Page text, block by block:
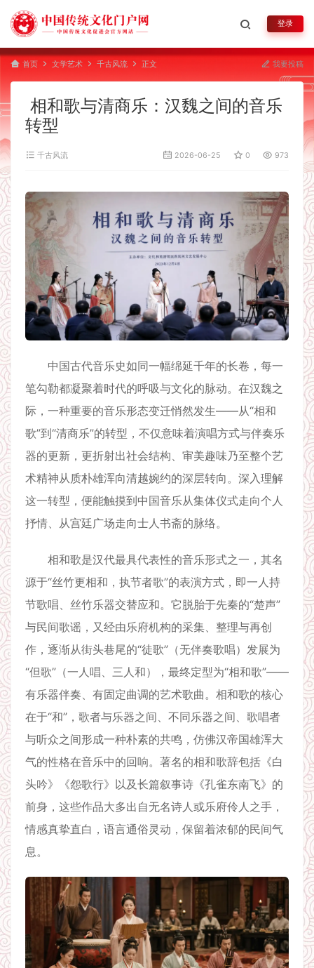
登录
首页 文学艺术 千古风流 正文 我要投稿
相和歌与清商乐：汉魏之间的音乐
转型
千古风流 2026-06-25 0 973
中国古代音乐史如同一幅绵延千年的长卷，每一
笔勾勒都凝聚着时代的呼吸与文化的脉动。在汉魏之
际，一种重要的音乐形态变迁悄然发生——从“相和
歌”到“清商乐”的转型，不仅意味着演唱方式与伴奏乐
器的更新，更折射出社会结构、审美趣味乃至整个艺
术精神从质朴雄浑向清越婉约的深层转向。深入理解
这一转型，便能触摸到中国音乐从集体仪式走向个人
抒情、从宫廷广场走向士人书斋的脉络。
相和歌是汉代最具代表性的音乐形式之一，其名
源于“丝竹更相和，执节者歌”的表演方式，即一人持
节歌唱、丝竹乐器交替应和。它脱胎于先秦的“楚声”
与民间歌谣，又经由乐府机构的采集、整理与再创
作，逐渐从街头巷尾的“徒歌”（无伴奏歌唱）发展为
“但歌”（一人唱、三人和），最终定型为“相和歌”——
有乐器伴奏、有固定曲调的艺术歌曲。相和歌的核心
在于“和”，歌者与乐器之间、不同乐器之间、歌唱者
与听众之间形成一种朴素的共鸣，仿佛汉帝国雄浑大
气的性格在音乐中的回响。著名的相和歌辞包括《白
头吟》《怨歌行》以及长篇叙事诗《孔雀东南飞》的
前身，这些作品大多出自无名诗人或乐府伶人之手，
情感真挚直白，语言通俗灵动，保留着浓郁的民间气
息。